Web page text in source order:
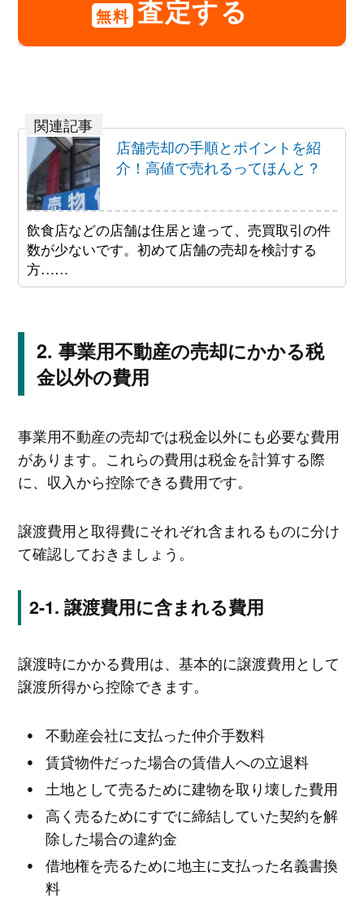
無料 査定する
店舗売却の手順とポイントを紹
介！高値で売れるってほんと？
飲食店などの店舗は住居と違って、売買取引の件
数が少ないです。初めて店舗の売却を検討する
方……
事業用不動産の売却にかかる税
金以外の費用
事業用不動産の売却では税金以外にも必要な費用
があります。これらの費用は税金を計算する際
に、収入から控除できる費用です。
譲渡費用と取得費にそれぞれ含まれるものに分け
て確認しておきましょう。
譲渡費用に含まれる費用
譲渡時にかかる費用は、基本的に譲渡費用として
譲渡所得から控除できます。
不動産会社に支払った仲介手数料
賃貸物件だった場合の賃借人への立退料
土地として売るために建物を取り壊した費用
高く売るためにすでに締結していた契約を解
除した場合の違約金
借地権を売るために地主に支払った名義書換
料